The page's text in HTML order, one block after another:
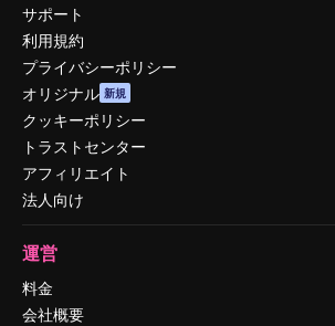
サポート
利用規約
プライバシーポリシー
オリジナル 新規
クッキーポリシー
トラストセンター
アフィリエイト
法人向け
運営
料金
会社概要